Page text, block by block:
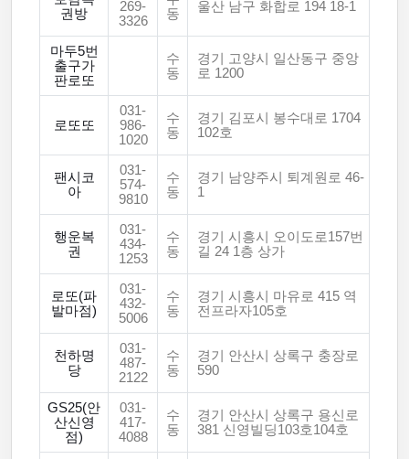
권방
269-
3326
동
울산 남구 화합로 194 18-1
마두5번
출구가
판로또
수
동
경기 고양시 일산동구 중앙
로 1200
로또또
031-
986-
1020
수
동
경기 김포시 봉수대로 1704
102호
팬시코
아
031-
574-
9810
수
동
경기 남양주시 퇴계원로 46-
1
행운복
권
031-
434-
1253
수
동
경기 시흥시 오이도로157번
길 24 1층 상가
로또(파
발마점)
031-
432-
5006
수
동
경기 시흥시 마유로 415 역
전프라자105호
천하명
당
031-
487-
2122
수
동
경기 안산시 상록구 충장로
590
GS25(안
산신영
점)
031-
417-
4088
수
동
경기 안산시 상록구 용신로
381 신영빌딩103호104호